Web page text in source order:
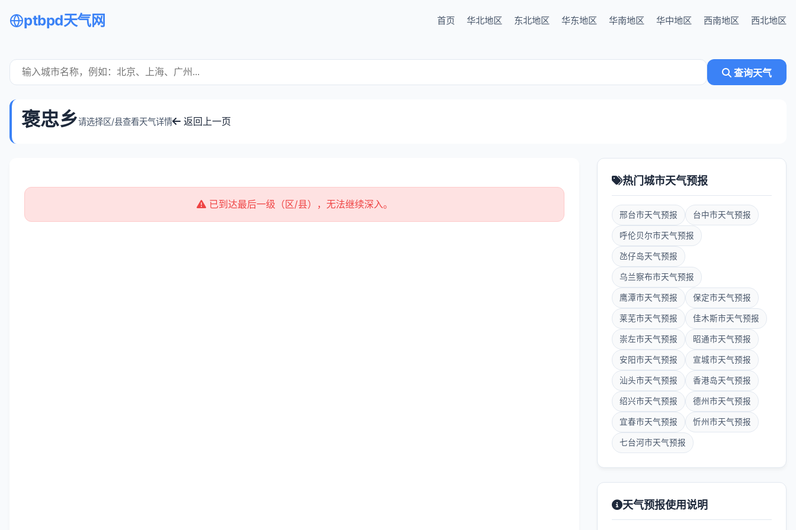
ptbpd天气网 首页 华北地区 东北地区 华东地区 华南地区 华中地区 西南地区 西北地区
查询天气
褒忠乡请选择区/县查看天气详情 返回上一页
已到达最后一级（区/县），无法继续深入。
热门城市天气预报
邢台市天气预报 台中市天气预报
呼伦贝尔市天气预报
氹仔岛天气预报
乌兰察布市天气预报
鹰潭市天气预报 保定市天气预报
莱芜市天气预报 佳木斯市天气预报
崇左市天气预报 昭通市天气预报
安阳市天气预报 宣城市天气预报
汕头市天气预报 香港岛天气预报
绍兴市天气预报 德州市天气预报
宜春市天气预报 忻州市天气预报
七台河市天气预报
天气预报使用说明